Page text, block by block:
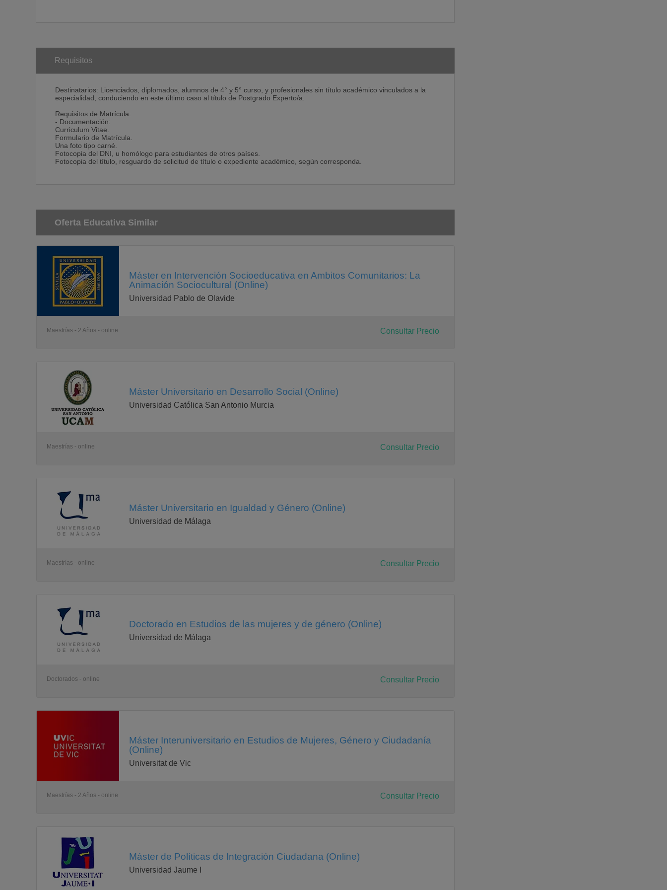
Requisitos
Destinatarios: Licenciados, diplomados, alumnos de 4° y 5° curso, y profesionales sin título académico vinculados a la
especialidad, conduciendo en este último caso al título de Postgrado Experto/a.
Requisitos de Matrícula:
- Documentación:
Curriculum Vitae.
Formulario de Matrícula.
Una foto tipo carné.
Fotocopia del DNI, u homólogo para estudiantes de otros países.
Fotocopia del título, resguardo de solicitud de título o expediente académico, según corresponda.
Oferta Educativa Similar
Máster en Intervención Socioeducativa en Ambitos Comunitarios: La
Animación Sociocultural (Online)
Universidad Pablo de Olavide
Maestrías - 2 Años - online Consultar Precio
Máster Universitario en Desarrollo Social (Online)
Universidad Católica San Antonio Murcia
Maestrías - online Consultar Precio
Máster Universitario en Igualdad y Género (Online)
Universidad de Málaga
Maestrías - online Consultar Precio
Doctorado en Estudios de las mujeres y de género (Online)
Universidad de Málaga
Doctorados - online Consultar Precio
Máster Interuniversitario en Estudios de Mujeres, Género y Ciudadanía
(Online)
Universitat de Vic
Maestrías - 2 Años - online Consultar Precio
Máster de Políticas de Integración Ciudadana (Online)
Universidad Jaume I